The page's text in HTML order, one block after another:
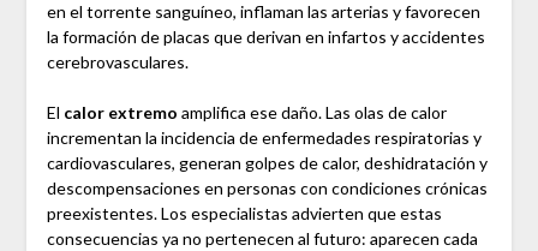
en el torrente sanguíneo, inflaman las arterias y favorecen
la formación de placas que derivan en infartos y accidentes
cerebrovasculares.
El calor extremo amplifica ese daño. Las olas de calor
incrementan la incidencia de enfermedades respiratorias y
cardiovasculares, generan golpes de calor, deshidratación y
descompensaciones en personas con condiciones crónicas
preexistentes. Los especialistas advierten que estas
consecuencias ya no pertenecen al futuro: aparecen cada